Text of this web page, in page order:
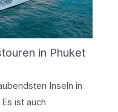
in Phuket
Inseln in
ist auch